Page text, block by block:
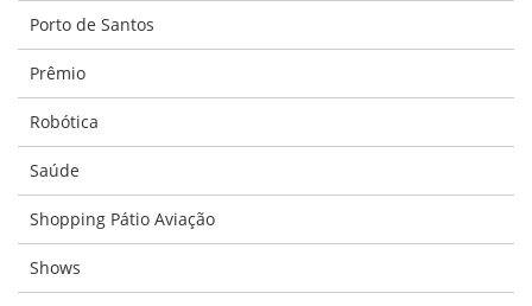
Porto de Santos
Prêmio
Robótica
Saúde
Shopping Pátio Aviação
Shows